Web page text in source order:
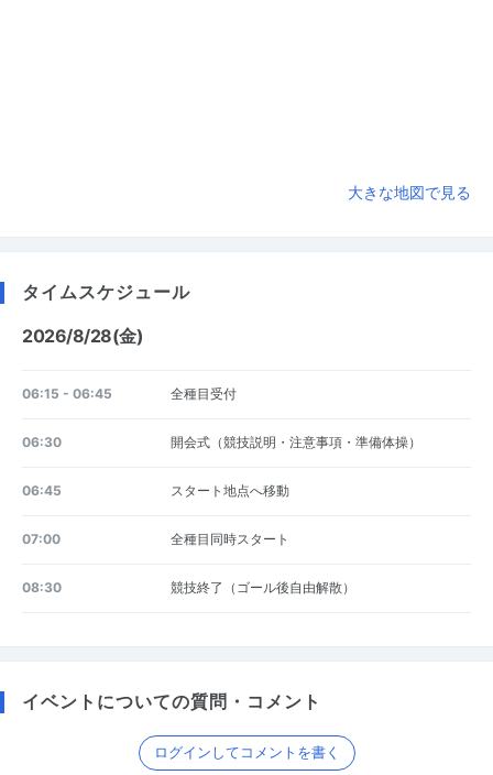
大きな地図で見る
タイムスケジュール
2026/8/28(金)
06:15 - 06:45 全種目受付
06:30 開会式（競技説明・注意事項・準備体操）
06:45 スタート地点へ移動
07:00 全種目同時スタート
08:30 競技終了（ゴール後自由解散）
イベントについての質問・コメント
ログインしてコメントを書く